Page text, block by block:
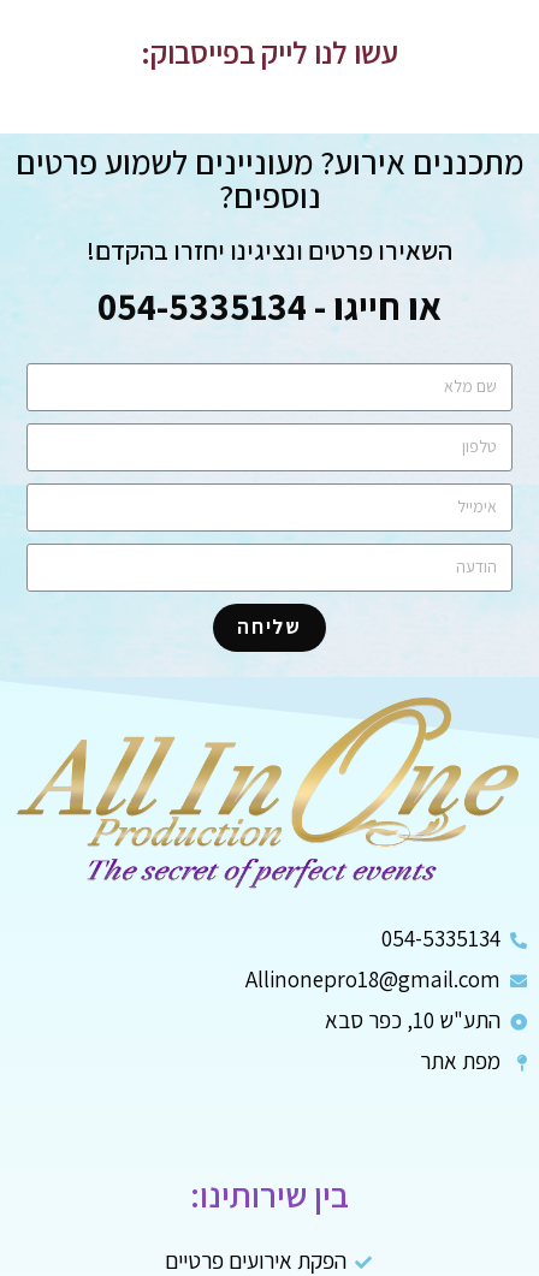
עשו לנו לייק בפייסבוק:
מתכננים אירוע? מעוניינים לשמוע פרטים
נוספים?
השאירו פרטים ונציגינו יחזרו בהקדם!
או חייגו - 054-5335134
שליחה
054-5335134
Allinonepro18@gmail.com
התע"ש 10, כפר סבא
מפת אתר
בין שירותינו:
הפקת אירועים פרטיים